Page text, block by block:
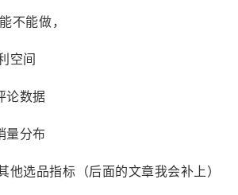
不能做，
空间
论数据
量分布
他选品指标（后面的文章我会补上）